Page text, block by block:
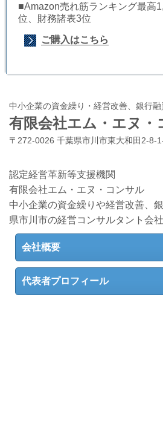
■Amazon売れ筋ランキング最高
位、財務諸表3位
ご購入はこちら
中小企業の資金繰り・経営改善、銀行
有限会社エム・エヌ・
〒272-0026 千葉県市川市東大和田2-8-
認定経営革新等支援機関
有限会社エム・エヌ・コンサル
中小企業の資金繰りや経営改善、
県市川市の経営コンサルタント会社
会社概要
代表者プロフィール